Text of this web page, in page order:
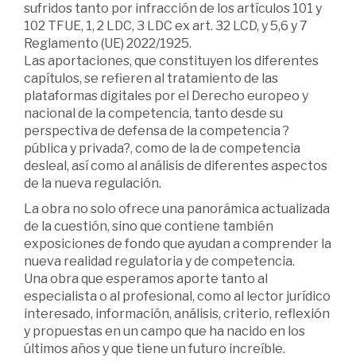
sufridos tanto por infracción de los artículos 101 y
102 TFUE, 1, 2 LDC, 3 LDC ex art. 32 LCD, y 5,6 y 7
Reglamento (UE) 2022/1925.
Las aportaciones, que constituyen los diferentes
capítulos, se refieren al tratamiento de las
plataformas digitales por el Derecho europeo y
nacional de la competencia, tanto desde su
perspectiva de defensa de la competencia ?
pública y privada?, como de la de competencia
desleal, así como al análisis de diferentes aspectos
de la nueva regulación.
La obra no solo ofrece una panorámica actualizada
de la cuestión, sino que contiene también
exposiciones de fondo que ayudan a comprender la
nueva realidad regulatoria y de competencia.
Una obra que esperamos aporte tanto al
especialista o al profesional, como al lector jurídico
interesado, información, análisis, criterio, reflexión
y propuestas en un campo que ha nacido en los
últimos años y que tiene un futuro increíble.